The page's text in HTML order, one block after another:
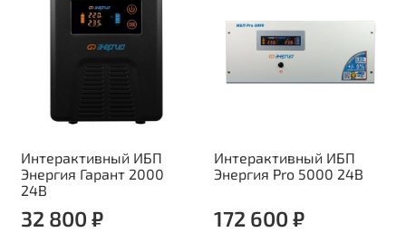
Интерактивный ИБП
Энергия Гарант 2000
24В
32 800 ₽
Интерактивный ИБП
Энергия Pro 5000 24В
172 600 ₽